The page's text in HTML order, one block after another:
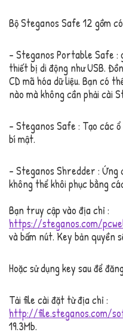
Bộ Steganos Safe 12 gồm
– Steganos Portable Safe :
thiết bị di động như USB.
CD mã hóa dữ liệu. Bạn có
nào mà không cần phải cài
– Steganos Safe : Tạo các
bí mật.
– Steganos Shredder : Ứng
không thể khôi phục bằng
Bạn truy cập vào địa chỉ :
https://steganos.com/
và bấm nút. Key bản quyền
Hoặc sử dụng key sau để
Tải file cài đặt từ địa chỉ :
http://file.steganos.com/
19.3Mb.